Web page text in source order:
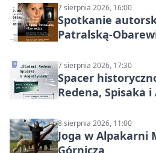
7 sierpnia 2026, 16:00
Spotkanie
Patralską-
7 sierpnia 2026, 17:30
Spacer
Redena, Spisaka
8 sierpnia 2026, 11:00
Joga w Alpakarni